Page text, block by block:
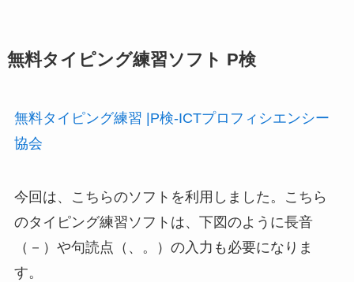
無料タイピング練習ソフト P検
無料タイピング練習 |P検-ICTプロフィシエンシー
協会
今回は、こちらのソフトを利用しました。こちら
のタイピング練習ソフトは、下図のように長音
（－）や句読点（、。）の入力も必要になりま
す。